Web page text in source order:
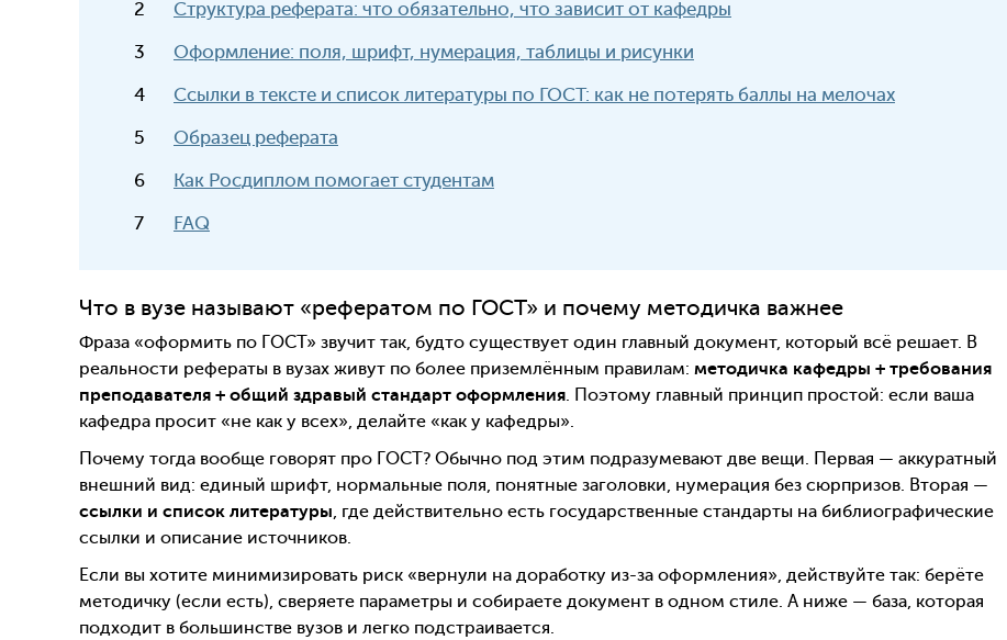
Структура реферата: что обязательно, что зависит от кафедры
Оформление: поля, шрифт, нумерация, таблицы и рисунки
Ссылки в тексте и список литературы по ГОСТ: как не потерять баллы на мелочах
Образец реферата
Как Росдиплом помогает студентам
FAQ
Что в вузе называют «рефератом по ГОСТ» и почему методичка важнее
Фраза «оформить по ГОСТ» звучит так, будто существует один главный документ, который всё решает. В
реальности рефераты в вузах живут по более приземлённым правилам: методичка кафедры + требования
преподавателя + общий здравый стандарт оформления. Поэтому главный принцип простой: если ваша
кафедра просит «не как у всех», делайте «как у кафедры».
Почему тогда вообще говорят про ГОСТ? Обычно под этим подразумевают две вещи. Первая — аккуратный
внешний вид: единый шрифт, нормальные поля, понятные заголовки, нумерация без сюрпризов. Вторая —
ссылки и список литературы, где действительно есть государственные стандарты на библиографические
ссылки и описание источников.
Если вы хотите минимизировать риск «вернули на доработку из-за оформления», действуйте так: берёте
методичку (если есть), сверяете параметры и собираете документ в одном стиле. А ниже — база, которая
подходит в большинстве вузов и легко подстраивается.